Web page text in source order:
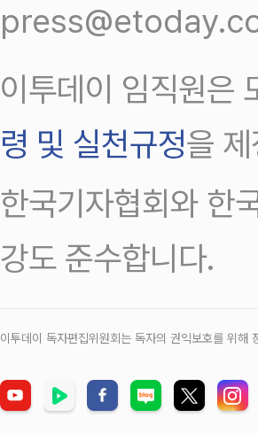
이투데이 임직원은
령 및 실천규정을
한국기자협회와 한
강도 준수합니다.
이투데이 독자편집위원회는 독자의 권익보호를 위해